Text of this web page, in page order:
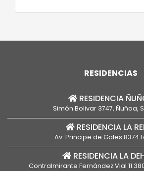
las conecta con su ser
[…]
RESIDENCIAS
RESIDENCIA
Simón Bolivar 3747, Ñuñoa,
RESIDENCIA LA
Av. Principe de Gales 8374
RESIDENCIA LA
Contralmirante Fernández Vial